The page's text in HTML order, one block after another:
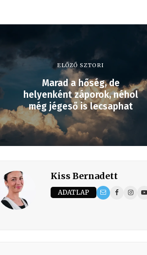
ELŐZŐ SZTORI
Marad a hőség, de
helyenként záporok, néhol
még jégeső is lecsaphat
Kiss Bernadett
ADATLAP